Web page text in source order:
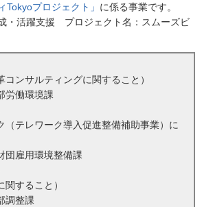
Tokyoプロジェクト」 に係る事業です。
・活躍支援 プロジェクト名：スムーズビ
コンサルティングに関すること）
労働環境課
（テレワーク導入促進整備補助事業）に
団雇用環境整備課
関すること）
調整課